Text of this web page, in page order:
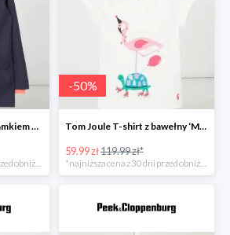
CARS JEANS Parka z zamkiem błyskawicznym dwustronnym model ‘Truss’ -49%
*najniższa cena z 30 dni przed obniżką
-50%
Tom Joule T-shirt z bawełny ‘Maggie’ Biały -50%
59.99 zł119.99 zł*
*najniższa cena z 30 dni przed obniżką